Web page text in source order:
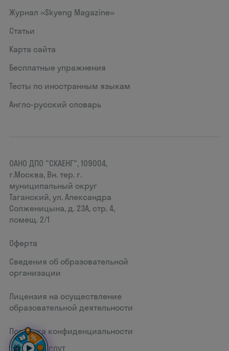
Журнал «Skyeng Magazine»
Статьи
Карта сайта
Бесплатные упражнения
Тесты по иностранным языкам
Англо-русский словарь
ОАНО ДПО "СКАЕНГ", 109004,
г.Москва, Вн. тер. г.
муниципальный округ
Таганский, ул. Александра
Солженицына, д. 23А, стр. 4,
помещ. 2/1
Оферта
Сведения об образовательной
организации
Лицензия на осуществление
образовательной деятельности
Политика конфиденциальности